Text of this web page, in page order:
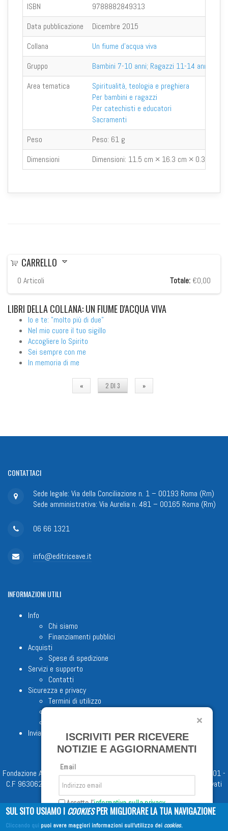
ISBN
9788882849313
Data pubblicazione
Dicembre 2015
Collana
Un fiume d'acqua viva
Gruppo
Bambini 7-10 anni; Ragazzi 11-14 anni
Area tematica
Spiritualità, teologia e preghiera
Per bambini e ragazzi
Per catechisti e educatori
Sacramenti
Peso
Peso: 61 g
Dimensioni
Dimensioni: 11.5 cm × 16.3 cm × 0.3 cm
CARRELLO
0 Articoli Totale: €0,00
LIBRI DELLA COLLANA: UN FIUME D'ACQUA VIVA
Io e te: "molto più di due"
Nel mio cuore il tuo sigillo
Accogliere lo Spirito
Sei sempre con me
In memoria di me
« 2 DI 3 »
CONTATTACI
Sede legale: Via della Conciliazione n. 1 – 00193 Roma (Rm)
Sede amministrativa: Via Aurelia n. 481 – 00165 Roma (Rm)
06 66 1321
info@editriceave.it
INFORMAZIONIUTILI
Info
Chi siamo
Finanziamenti pubblici
Acquisti
Spese di spedizione
Servizi e supporto
Contatti
Sicurezza e privacy
Termini di utilizzo
Invia proposta editoriale
Fondazione Apostolicam Actuositatem ETS © 2023 - P.I. 05398481001 -
C.F 96306220581 - REA 888781 del 23/02/98 - Tutti i diritti riservati
ISCRIVITI PER RICEVERE
NOTIZIE E AGGIORNAMENTI
Email
Accetto l'informativa sulla privacy
Iscriviti
SUL SITO USIAMO I COOKIESPER MIGLIORARE LA TUA NAVIGAZIONE
Cliccando qui puoi avere maggiori informazioni sull'utilizzo dei cookies.